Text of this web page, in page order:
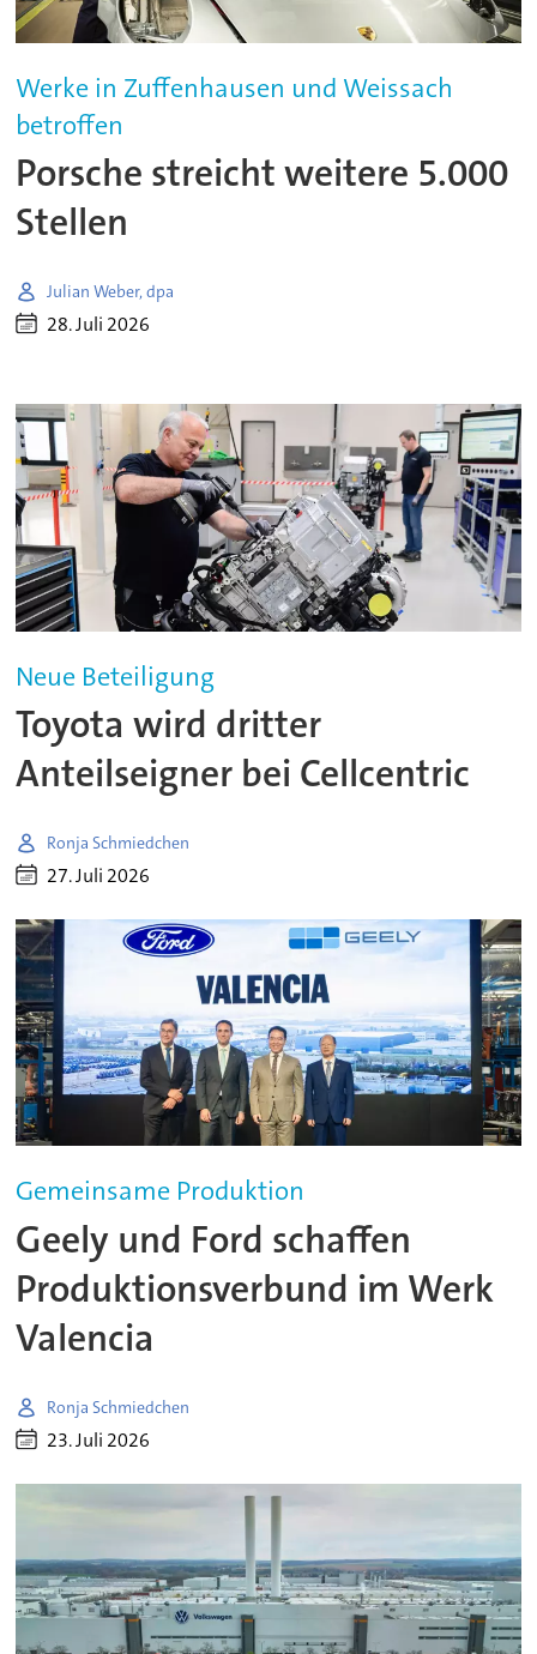
Werke in Zuffenhausen und Weissach
betroffen
Porsche streicht weitere 5.000
Stellen
Julian Weber, dpa
28. Juli 2026
Neue Beteiligung
Toyota wird dritter
Anteilseigner bei Cellcentric
Ronja Schmiedchen
27. Juli 2026
Gemeinsame Produktion
Geely und Ford schaffen
Produktionsverbund im Werk
Valencia
Ronja Schmiedchen
23. Juli 2026